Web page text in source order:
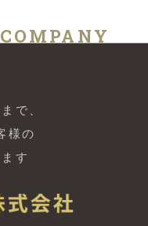
で、
様の
す